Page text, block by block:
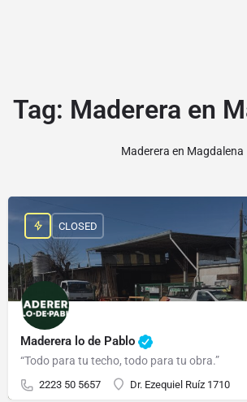
Tag: Maderera en
Maderera en Magdalena
Maderera lo de Pablo
“Todo para tu techo, todo para tu obra.”
2223 50 5657 Dr. Ezequiel Ruíz 1710
CLOSED